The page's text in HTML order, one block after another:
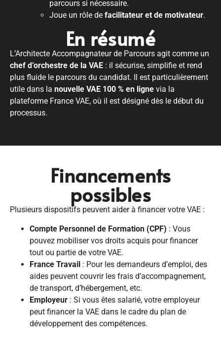
parcours si nécessaire.
Joue un rôle de facilitateur et de motivateur.
En résumé
L’Architecte Accompagnateur de Parcours agit comme un
chef d’orchestre de la VAE : il sécurise, simplifie et rend
plus fluide le parcours du candidat. Il est particulièrement
utile dans la nouvelle VAE 100 % en ligne via la
plateforme France VAE, où il est désigné dès le début du
processus.
Financements
possibles
Plusieurs dispositifs peuvent aider à financer votre VAE :
Compte Personnel de Formation (CPF) : Vous
pouvez mobiliser vos droits acquis pour financer
tout ou partie de votre VAE.
France Travail : Pour les demandeurs d’emploi, des
aides peuvent couvrir les frais d’accompagnement,
de transport, d’hébergement, etc.
Employeur : Si vous êtes salarié, votre employeur
peut financer la VAE dans le cadre du plan de
développement des compétences.